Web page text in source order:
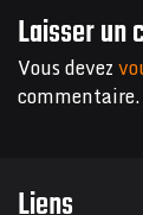
Laisser un
Vous devez
commentaire.